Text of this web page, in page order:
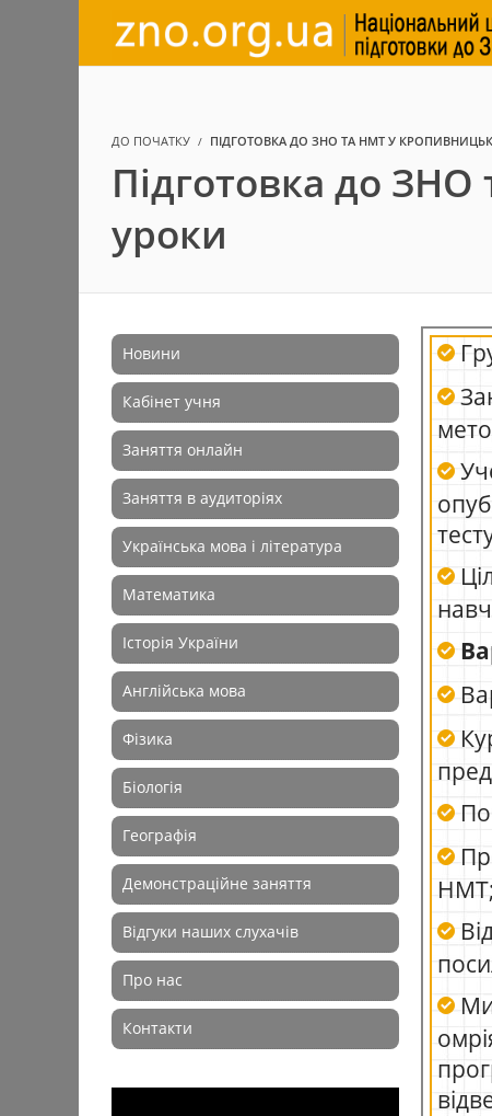
ДО ПОЧАТКУ ПІДГОТОВКА ДО ЗНО ТА НМТ У
Підготовка до
уроки
Новини
Кабінет учня
Заняття онлайн
Заняття в аудиторіях
Українська мова і література
Математика
Історія України
Англійська мова
Фізика
Біологія
Географія
Демонстраційне заняття
Відгуки наших слухачів
Про нас
Контакти
НМТ;
Ми